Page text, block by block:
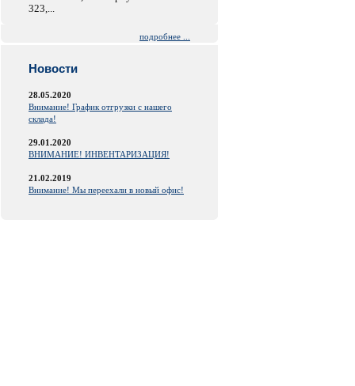
323,...
подробнее ...
Новости
28.05.2020
Внимание! График отгрузки с нашего
склада!
29.01.2020
ВНИМАНИЕ! ИНВЕНТАРИЗАЦИЯ!
21.02.2019
Внимание! Мы переехали в новый офис!